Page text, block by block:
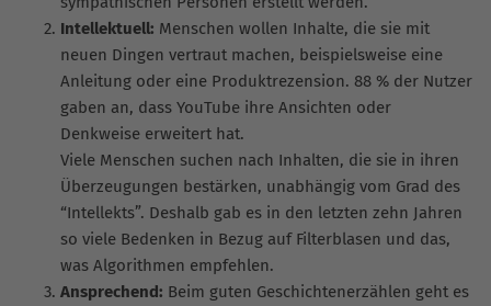
Intellektuell: Menschen wollen Inhalte, die sie mit
neuen Dingen vertraut machen, beispielsweise eine
Anleitung oder eine Produktrezension. 88 % der Nutzer
gaben an, dass YouTube ihre Ansichten oder
Denkweise erweitert hat.
Viele Menschen suchen nach Inhalten, die sie in ihren
Überzeugungen bestärken, unabhängig vom Grad des
“Intellekts”. Deshalb gab es in den letzten zehn Jahren
so viele Bedenken in Bezug auf Filterblasen und das,
was Algorithmen empfehlen.
Ansprechend: Beim guten Geschichtenerzählen geht es